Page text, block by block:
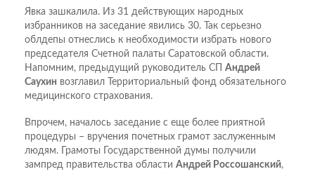
Явка зашкалила. Из 31 действующих народных
избранников на заседание явились 30. Так серьезно
облдепы отнеслись к необходимости избрать нового
председателя Счетной палаты Саратовской области.
Напомним, предыдущий руководитель СП Андрей
Саухин возглавил Территориальный фонд обязательного
медицинского страхования.
Впрочем, началось заседание с еще более приятной
процедуры – вручения почетных грамот заслуженным
людям. Грамоты Государственной думы получили
зампред правительства области Андрей Россошанский,